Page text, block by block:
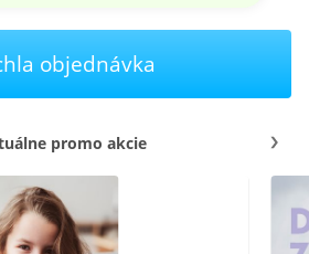
objednávka
promo akcie